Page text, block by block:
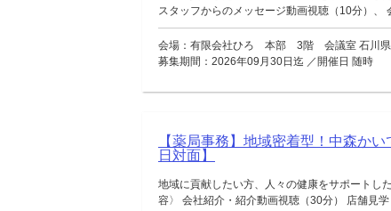
スタッフからのメッセージ動画視聴（10分）、
会場：有限会社ひろ 本部 3階 会議室 石川
募集期間：2026年09月30日迄 ／開催日 随時
【薬局事務】地域密着型！中森か
日対面】
地域に貢献したい方、人々の健康をサポートし
容〉 会社紹介・紹介動画視聴（30分） 店舗見